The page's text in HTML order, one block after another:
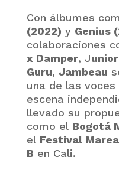
Con álbumes
(2022) y Genius
colaboraciones
x Damper, J
Guru, Jambeau
una de las
escena
llevado su
como el Bogotá
el Festival Marea
B en Cali.